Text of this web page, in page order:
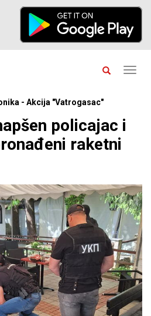
- Akcija "Vatrogasac"
policajac i
raketni